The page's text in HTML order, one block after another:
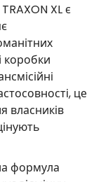
XL є
коробки
це
власників
формула